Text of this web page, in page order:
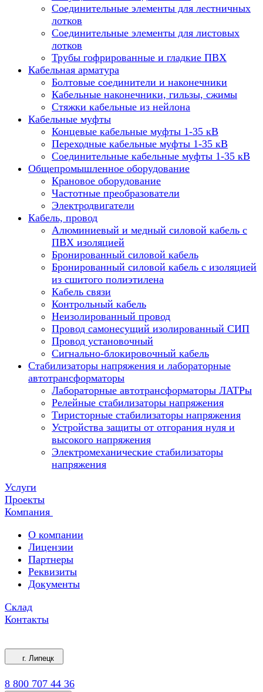
Соединительные элементы для лестничных
лотков
Соединительные элементы для листовых
лотков
Трубы гофрированные и гладкие ПВХ
Кабельная арматура
Болтовые соединители и наконечники
Кабельные наконечники, гильзы, сжимы
Стяжки кабельные из нейлона
Кабельные муфты
Концевые кабельные муфты 1-35 кВ
Переходные кабельные муфты 1-35 кВ
Соединительные кабельные муфты 1-35 кВ
Общепромышленное оборудование
Крановое оборудование
Частотные преобразователи
Электродвигатели
Кабель, провод
Алюминиевый и медный силовой кабель с
ПВХ изоляцией
Бронированный силовой кабель
Бронированный силовой кабель с изоляцией
из сшитого полиэтилена
Кабель связи
Контрольный кабель
Неизолированный провод
Провод самонесущий изолированный СИП
Провод установочный
Сигнально-блокировочный кабель
Стабилизаторы напряжения и лабораторные
автотрансформаторы
Лабораторные автотрансформаторы ЛАТРы
Релейные стабилизаторы напряжения
Тиристорные стабилизаторы напряжения
Устройства защиты от отгорания нуля и
высокого напряжения
Электромеханические стабилизаторы
напряжения
Услуги
Проекты
Компания
О компании
Лицензии
Партнеры
Реквизиты
Документы
Склад
Контакты
г. Липецк
8 800 707 44 36